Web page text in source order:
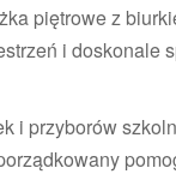
piętrowe z
i doskonale
i przyborów